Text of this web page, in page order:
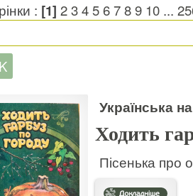
: [1] 23456789 10 ...
Українська
Ходить
Пісенька про